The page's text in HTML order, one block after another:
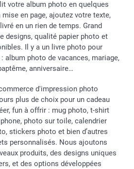
votre album photo en quelques
en page, ajoutez votre texte,
en un rien de temps. Grand
designs, qualité papier photo et
Il y a un livre photo pour
album photo de vacances, mariage,
anniversaire…
d'impression photo
plus de choix pour un cadeau
fun à offrir : mug photo, t-shirt
photo sur toile, calendrier
stickers photo et bien d’autres
personnalisés. Nous ajoutons
produits, des designs uniques
et des options développées